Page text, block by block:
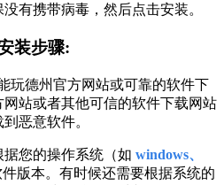
有携带病毒，然后点击安装。
装步骤:
玩德州官方网站或可靠的软件下
站或者其他可信的软件下载网站
恶意软件。
您的操作系统（如 windows、
版本。有时候还需要根据系统的